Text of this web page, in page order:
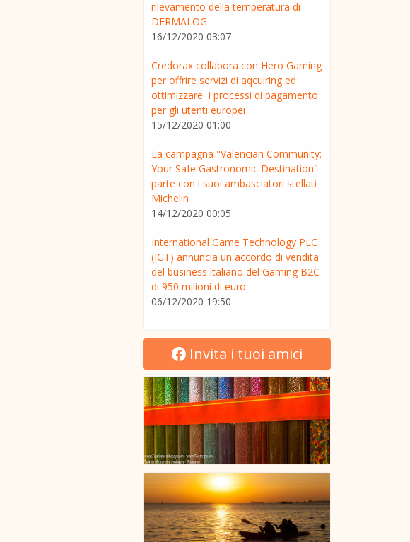
rilevamento della temperatura di
DERMALOG
16/12/2020 03:07
Credorax collabora con Hero Gaming
per offrire servizi di aqcuiring ed
ottimizzare i processi di pagamento
per gli utenti europei
15/12/2020 01:00
La campagna "Valencian Community:
Your Safe Gastronomic Destination"
parte con i suoi ambasciatori stellati
Michelin
14/12/2020 00:05
International Game Technology PLC
(IGT) annuncia un accordo di vendita
del business italiano del Gaming B2C
di 950 milioni di euro
06/12/2020 19:50
Invita i tuoi amici